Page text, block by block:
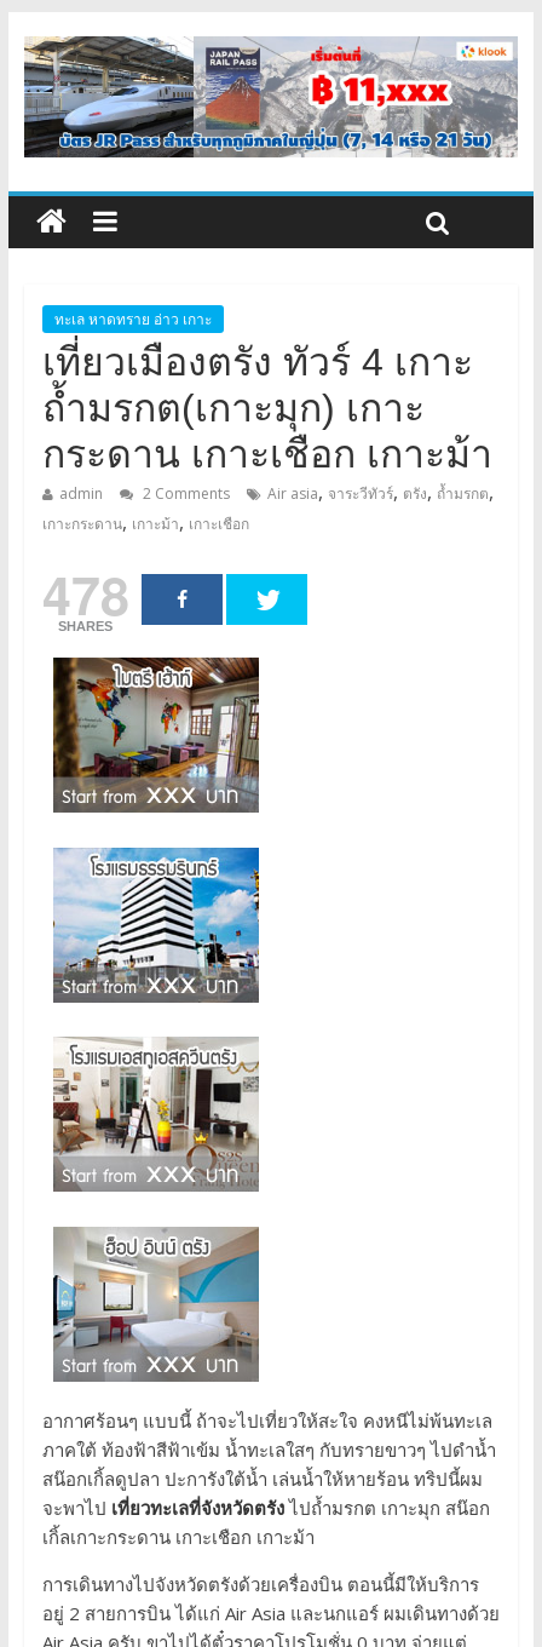
ทะเล หาดทราย อ่าว เกาะ
เที่ยวเมืองตรัง ทัวร์ 4 เกาะ
ถ้ำมรกต(เกาะมุก) เกาะ
กระดาน เกาะเชือก เกาะม้า
admin 2 Comments Air asia, จาระวีทัวร์, ตรัง, ถ้ำมรกต,
เกาะกระดาน, เกาะม้า, เกาะเชือก
478
SHARES
อากาศร้อนๆ แบบนี้ ถ้าจะไปเที่ยวให้สะใจ คงหนีไม่พ้นทะเล
ภาคใต้ ท้องฟ้าสีฟ้าเข้ม น้ำทะเลใสๆ กับทรายขาวๆ ไปดำน้ำ
สน๊อกเกิ้ลดูปลา ปะการังใต้น้ำ เล่นน้ำให้หายร้อน ทริปนี้ผม
จะพาไป เที่ยวทะเลที่จังหวัดตรังไปถ้ำมรกต เกาะมุก สน๊อก
เกิ้ลเกาะกระดาน เกาะเชือก เกาะม้า
การเดินทางไปจังหวัดตรังด้วยเครื่องบิน ตอนนี้มีให้บริการ
อยู่ 2 สายการบิน ได้แก่ Air Asia และนกแอร์ ผมเดินทางด้วย